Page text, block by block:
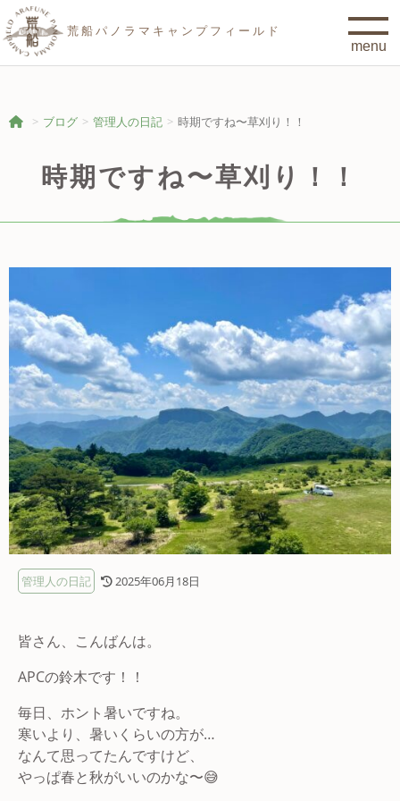
荒船パノラマキャンプフィールド
ブログ 管理人の日記 時期ですね〜草刈り！！
時期ですね〜草刈り！！
管理人の日記 2025年06月18日
皆さん、こんばんは。
APCの鈴木です！！
毎日、ホント暑いですね。
寒いより、暑いくらいの方が…
なんて思ってたんですけど、
やっぱ春と秋がいいのかな〜😅